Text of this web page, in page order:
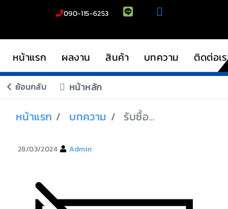
090-115-6253
หน้าแรก ผลงาน สินค้า บทความ ติดต่อเ
ย้อนกลับ หน้าหลัก
หน้าแรก บทความ รับซื้อรถมอเตอร์ไซค์แอร็อกซ์
28/03/2024 Admin